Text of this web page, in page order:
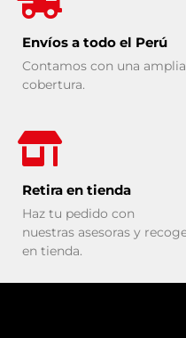
Envíos a todo el Perú
Contamos con una amplia
cobertura.
Retira en tienda
Haz tu pedido con
nuestras asesoras y
en tienda.